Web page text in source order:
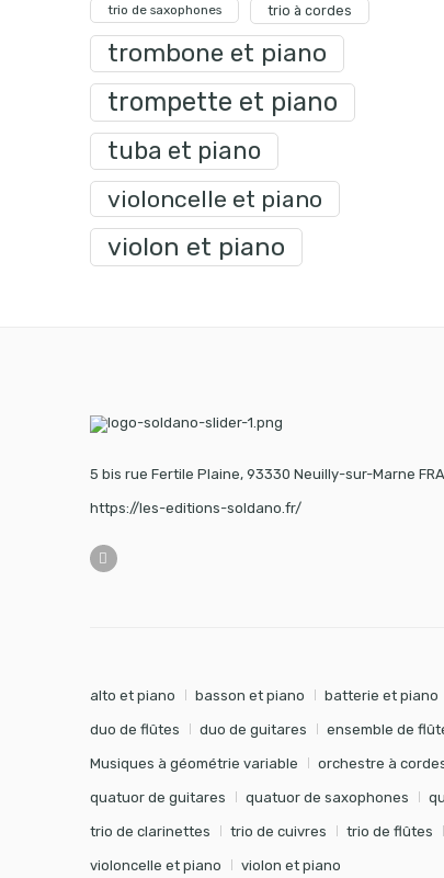
trio de saxophones trio à cordes
trombone et piano
trompette et piano
tuba et piano
violoncelle et piano
violon et piano
5 bis rue Fertile Plaine, 93330 Neuilly-sur-Marne
https://les-editions-soldano.fr/
alto et piano basson et piano batterie et piano
duo de flûtes duo de guitares ensemble de
Musiques à géométrie variable orchestre à
quatuor de guitares quatuor de saxophones
trio de clarinettes trio de cuivres trio de flûtes
violoncelle et piano violon et piano